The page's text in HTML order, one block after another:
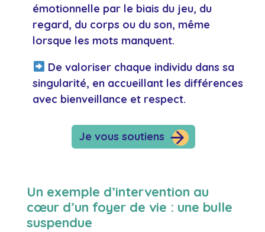
émotionnelle par le biais du jeu, du
regard, du corps ou du son, même
lorsque les mots manquent.
De valoriser chaque individu dans sa
singularité, en accueillant les différences
avec bienveillance et respect.
Je vous soutiens
Un exemple d’intervention au
cœur d’un foyer de vie : une bulle
suspendue